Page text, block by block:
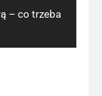
– co trzeba